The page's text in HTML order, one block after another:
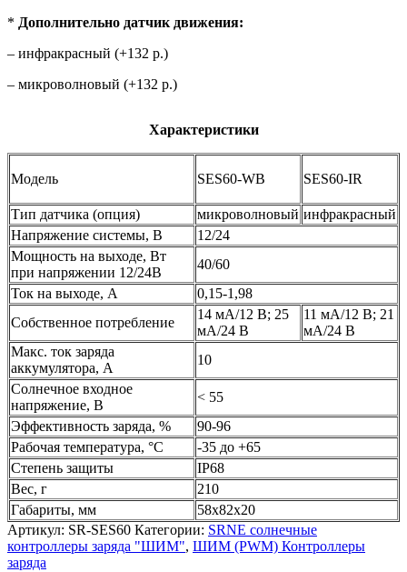
* Дополнительно датчик движения:
– инфракрасный (+132 р.)
– микроволновый (+132 р.)
Характеристики
Модель SES60-WB SES60-IR
Тип датчика (опция) микроволновый инфракрасный
Напряжение системы, В
12/24
Мощность на выходе, Вт
при напряжении 12/24В
40/60
Ток на выходе, А
0,15-1,98
Собственное потребление
14 мА/12 В; 25
мА/24 В
11 мА/12 В; 21
мА/24 В
Макс. ток заряда
аккумулятора, А
10
Солнечное входное
напряжение, В
< 55
Эффективность заряда, %
90-96
Рабочая температура, °С
-35 до +65
Степень защиты
IP68
Вес, г
210
Габариты, мм
58х82х20
Артикул: SR-SES60 Категории: SRNE солнечные
контроллеры заряда "ШИМ", ШИМ (PWM) Контроллеры
заряда